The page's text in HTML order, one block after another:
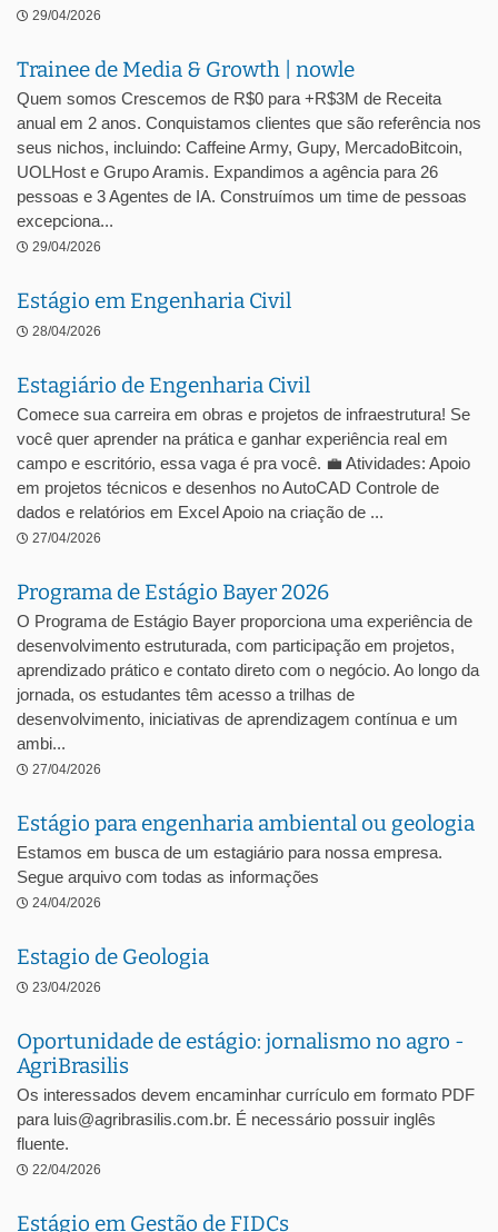
29/04/2026
Trainee de Media & Growth | nowle
Quem somos Crescemos de R$0 para +R$3M de Receita
anual em 2 anos. Conquistamos clientes que são referência nos
seus nichos, incluindo: Caffeine Army, Gupy, MercadoBitcoin,
UOLHost e Grupo Aramis. Expandimos a agência para 26
pessoas e 3 Agentes de IA. Construímos um time de pessoas
excepciona...
29/04/2026
Estágio em Engenharia Civil
28/04/2026
Estagiário de Engenharia Civil
Comece sua carreira em obras e projetos de infraestrutura! Se
você quer aprender na prática e ganhar experiência real em
campo e escritório, essa vaga é pra você. 💼 Atividades: Apoio
em projetos técnicos e desenhos no AutoCAD Controle de
dados e relatórios em Excel Apoio na criação de ...
27/04/2026
Programa de Estágio Bayer 2026
O Programa de Estágio Bayer proporciona uma experiência de
desenvolvimento estruturada, com participação em projetos,
aprendizado prático e contato direto com o negócio. Ao longo da
jornada, os estudantes têm acesso a trilhas de
desenvolvimento, iniciativas de aprendizagem contínua e um
ambi...
27/04/2026
Estágio para engenharia ambiental ou geologia
Estamos em busca de um estagiário para nossa empresa.
Segue arquivo com todas as informações
24/04/2026
Estagio de Geologia
23/04/2026
Oportunidade de estágio: jornalismo no agro -
AgriBrasilis
Os interessados devem encaminhar currículo em formato PDF
para luis@agribrasilis.com.br. É necessário possuir inglês
fluente.
22/04/2026
Estágio em Gestão de FIDCs